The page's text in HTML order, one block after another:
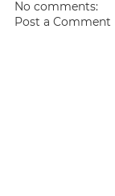
No comments:
Post a Comment